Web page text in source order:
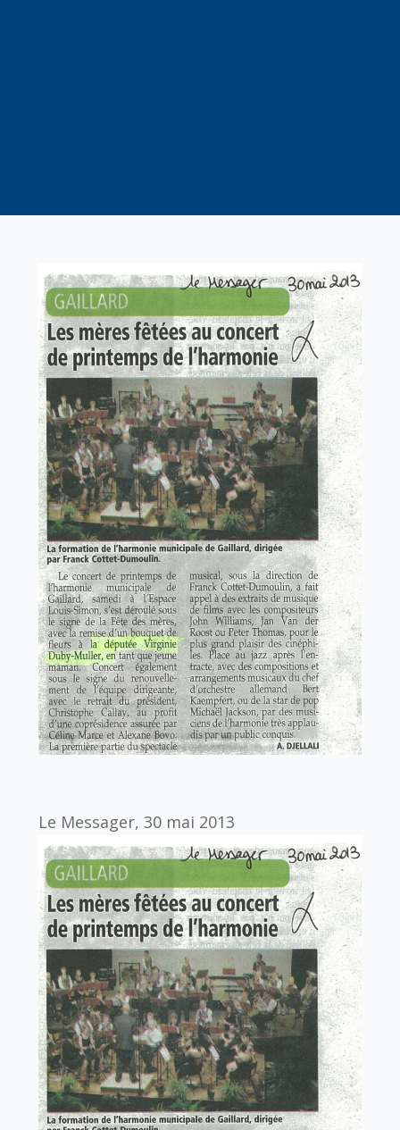
Le Messager, 30 mai 2013